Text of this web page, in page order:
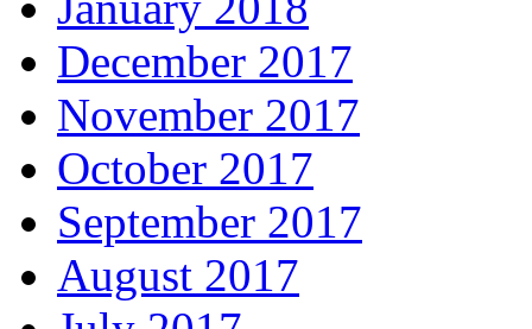
December 2017
November 2017
October 2017
September 2017
August 2017